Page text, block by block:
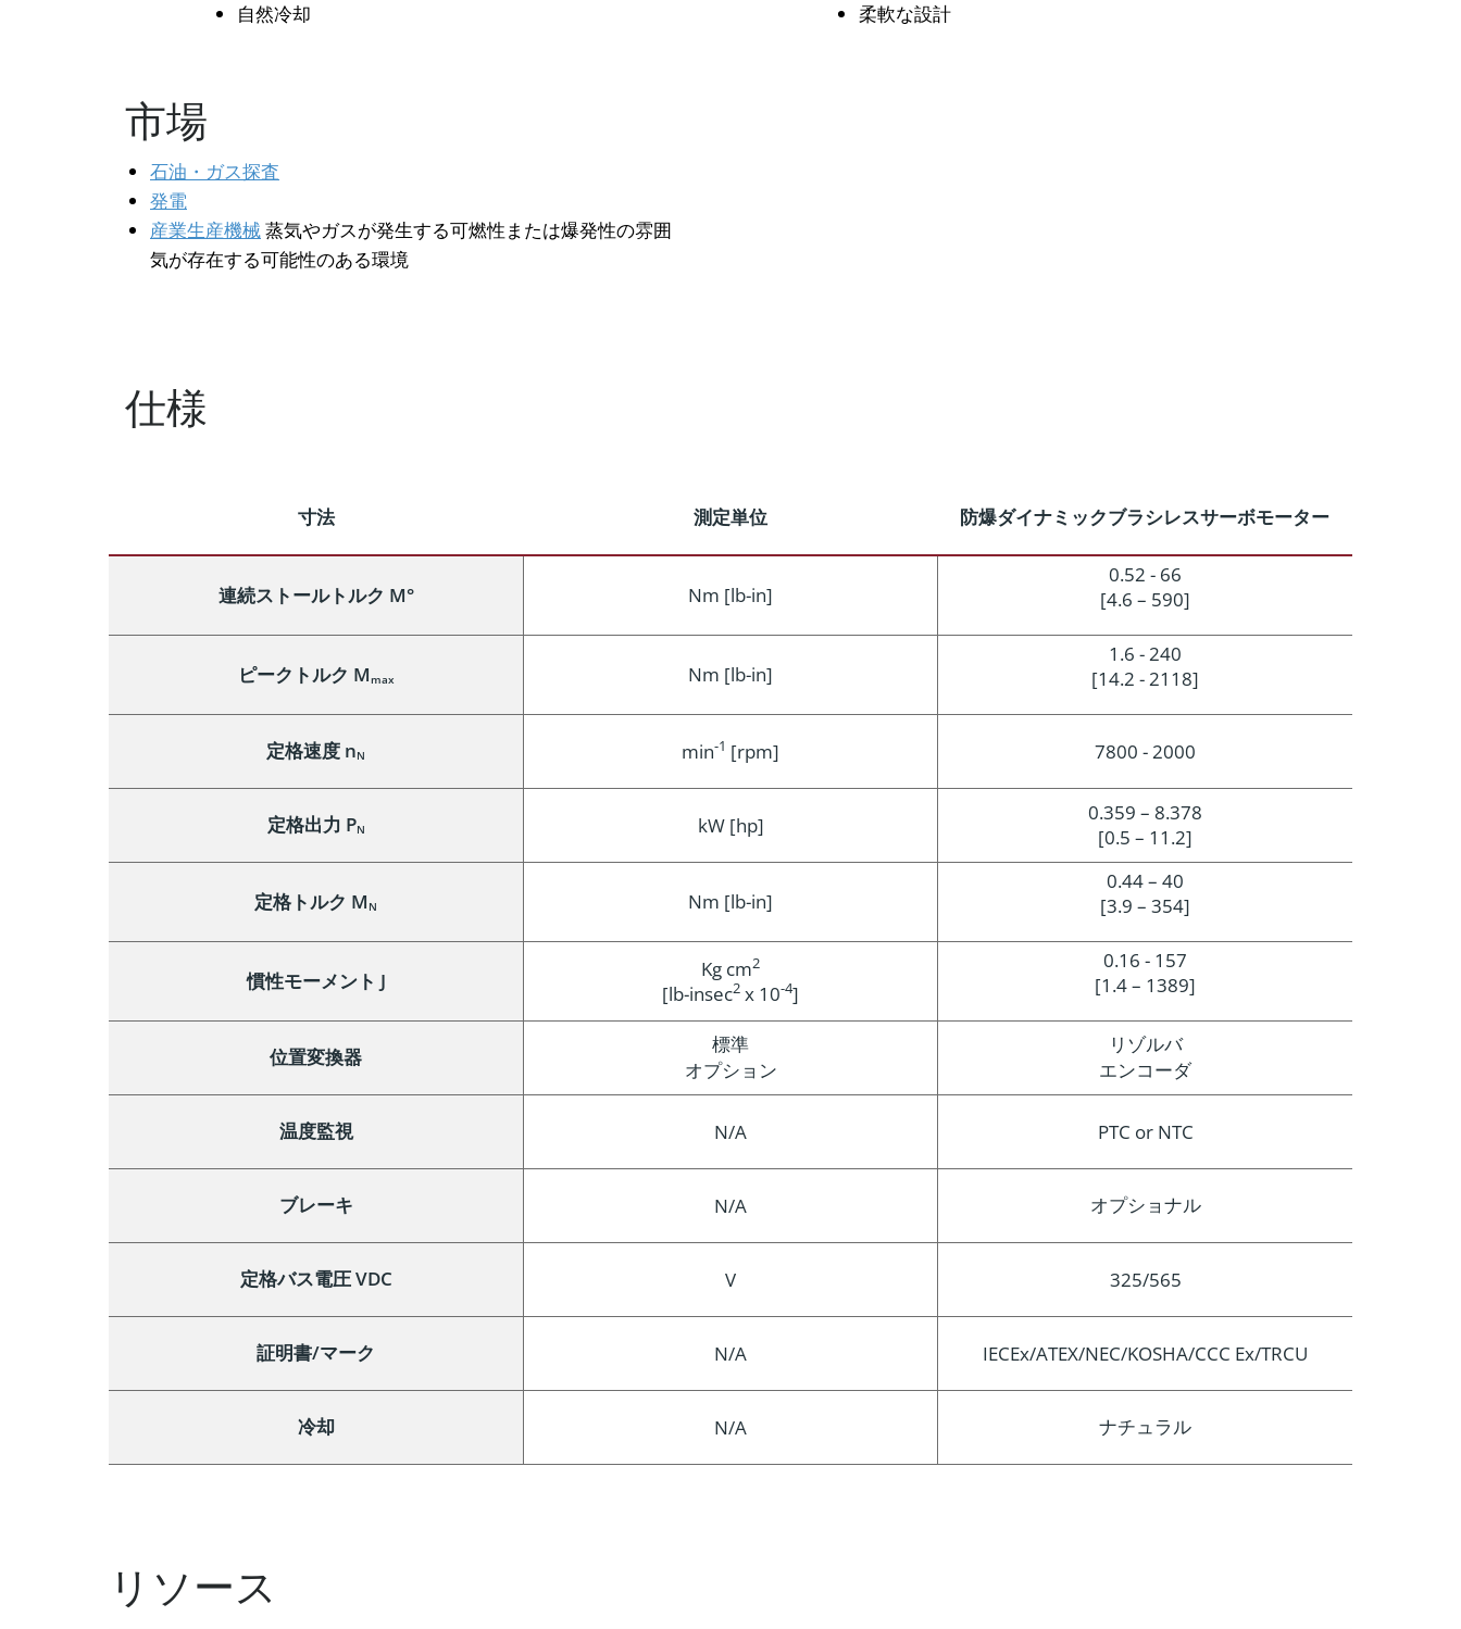
自然冷却
柔軟な設計
市場
石油・ガス探査
発電
産業生産機械蒸気やガスが発生する可燃性または爆発性の雰囲
気が存在する可能性のある環境
仕様
寸法 測定単位 防爆ダイナミックブラシレスサーボモーター
連続ストールトルク M° Nm [lb-in]
0.52 - 66
[4.6 – 590]
ピークトルク Mmax Nm [lb-in]
1.6 - 240
[14.2 - 2118]
定格速度 nN min-1 [rpm] 7800 - 2000
定格出力 PN kW [hp]
0.359 – 8.378
[0.5 – 11.2]
定格トルク M N Nm [lb-in]
0.44 – 40
[3.9 – 354]
慣性モーメント J Kg cm2
[lb-insec2 x 10-4]
0.16 - 157
[1.4 – 1389]
位置変換器
標準
オプション
リゾルバ
エンコーダ
温度監視 N/A PTC or NTC
ブレーキ N/A オプショナル
定格バス電圧 VDC V 325/565
証明書/マーク N/A IECEx/ATEX/NEC/KOSHA/CCC Ex/TRCU
冷却 N/A ナチュラル
リソース